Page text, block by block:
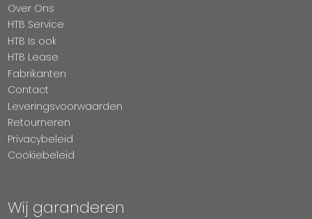
Over Ons
HTB Service
HTB Is ook
HTB Lease
Fabrikanten
Contact
Leveringsvoorwaarden
Retourneren
Privacybeleid
Cookiebeleid
Wij garanderen